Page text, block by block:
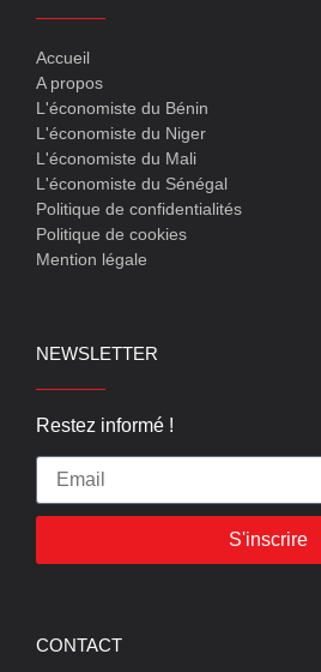
Accueil
A propos
L'économiste du Bénin
L'économiste du Niger
L'économiste du Mali
L'économiste du Sénégal
Politique de confidentialités
Politique de cookies
Mention légale
NEWSLETTER
Restez informé !
S'inscrire
CONTACT